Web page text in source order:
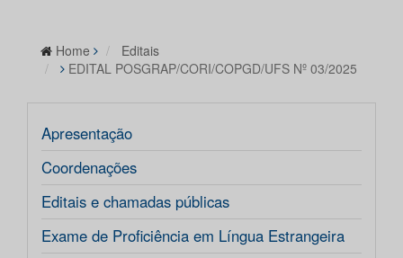
Home
Editais
EDITAL POSGRAP/CORI/COPGD/UFS Nº 03/2025
Apresentação
Coordenações
Editais e chamadas públicas
Exame de Proficiência em Língua Estrangeira